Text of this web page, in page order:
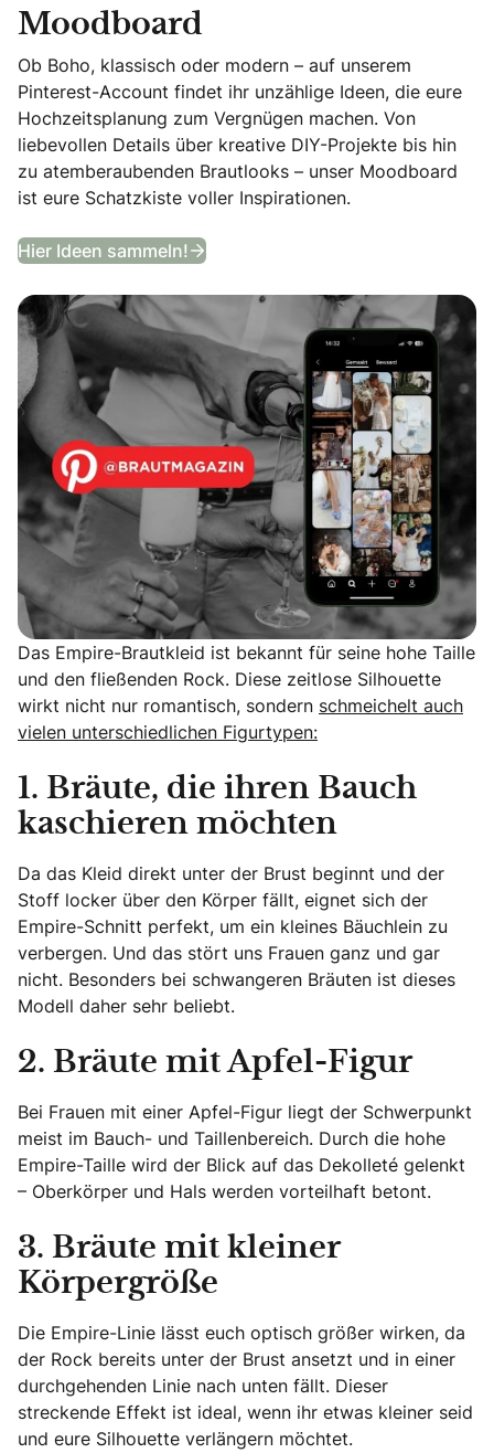
Moodboard
Ob Boho, klassisch oder modern – auf unserem
Pinterest-Account findet ihr unzählige Ideen, die eure
Hochzeitsplanung zum Vergnügen machen. Von
liebevollen Details über kreative DIY-Projekte bis hin
zu atemberaubenden Brautlooks – unser Moodboard
ist eure Schatzkiste voller Inspirationen.
Hier Ideen sammeln! Entdeckt unser Hochzeits-
Das Empire-Brautkleid ist bekannt für seine hohe Taille
und den fließenden Rock. Diese zeitlose Silhouette
wirkt nicht nur romantisch, sondern schmeichelt auch
vielen unterschiedlichen Figurtypen:
1. Bräute, die ihren Bauch
kaschieren möchten
Da das Kleid direkt unter der Brust beginnt und der
Stoff locker über den Körper fällt, eignet sich der
Empire-Schnitt perfekt, um ein kleines Bäuchlein zu
verbergen. Und das stört uns Frauen ganz und gar
nicht. Besonders bei schwangeren Bräuten ist dieses
Modell daher sehr beliebt.
2. Bräute mit Apfel-Figur
Bei Frauen mit einer Apfel-Figur liegt der Schwerpunkt
meist im Bauch- und Taillenbereich. Durch die hohe
Empire-Taille wird der Blick auf das Dekolleté gelenkt
– Oberkörper und Hals werden vorteilhaft betont.
3. Bräute mit kleiner
Körpergröße
Die Empire-Linie lässt euch optisch größer wirken, da
der Rock bereits unter der Brust ansetzt und in einer
durchgehenden Linie nach unten fällt. Dieser
streckende Effekt ist ideal, wenn ihr etwas kleiner seid
und eure Silhouette verlängern möchtet.